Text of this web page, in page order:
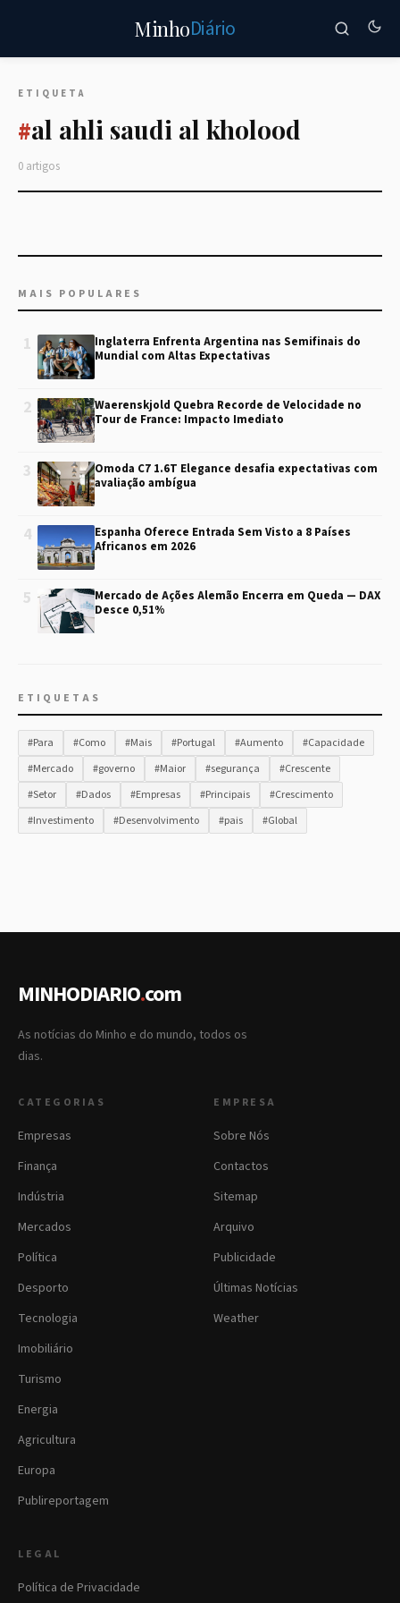
MinhoDiário
ETIQUETA
#al ahli saudi al kholood
0 artigos
MAIS POPULARES
1
Inglaterra Enfrenta Argentina nas Semifinais do
Mundial com Altas Expectativas
2
Waerenskjold Quebra Recorde de Velocidade no
Tour de France: Impacto Imediato
3
Omoda C7 1.6T Elegance desafia expectativas com
avaliação ambígua
4
Espanha Oferece Entrada Sem Visto a 8 Países
Africanos em 2026
5
Mercado de Ações Alemão Encerra em Queda — DAX
Desce 0,51%
ETIQUETAS
#Para #Como #Mais #Portugal #Aumento
#Capacidade
#Mercado
#governo #Maior #segurança
#Crescente
#Setor
#Dados #Empresas #Principais
#Crescimento
#Investimento
#Desenvolvimento #pais #Global
MINHODIARIO.com
As notícias do Minho e do mundo, todos os
dias.
CATEGORIAS
Empresas
Finança
Indústria
Mercados
Política
Desporto
Tecnologia
Imobiliário
Turismo
Energia
Agricultura
Europa
Publireportagem
EMPRESA
Sobre Nós
Contactos
Sitemap
Arquivo
Publicidade
Últimas Notícias
Weather
LEGAL
Política de Privacidade